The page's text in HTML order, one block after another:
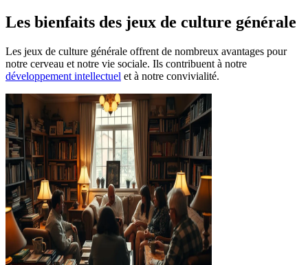
Les bienfaits des jeux de culture générale
Les jeux de culture générale offrent de nombreux avantages pour
notre cerveau et notre vie sociale. Ils contribuent à notre
développement intellectuel et à notre convivialité.